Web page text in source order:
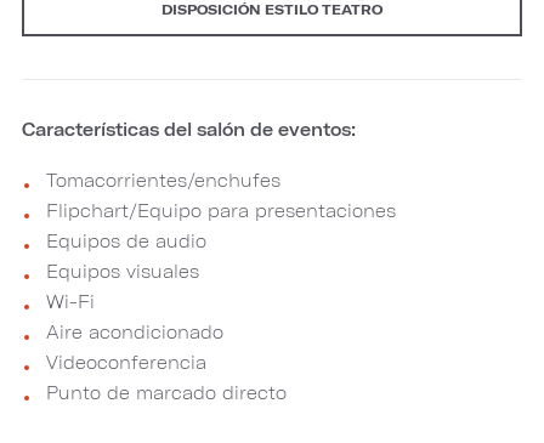
DISPOSICIÓN ESTILO TEATRO
Características del salón de eventos:
Tomacorrientes/enchufes
Flipchart/Equipo para presentaciones
Equipos de audio
Equipos visuales
Wi-Fi
Aire acondicionado
Videoconferencia
Punto de marcado directo